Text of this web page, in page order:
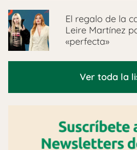
El regalo de la
Leire Martínez
«perfecta»
Ver toda la